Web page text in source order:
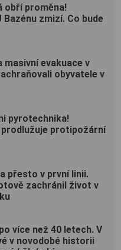
obří proměna!
zmizí. Co bude
masivní evakuace v
obyvatele v
pyrotechnika!
prodlužuje protipožární
přesto v první linii.
zachránil život v
více než 40 letech. V
v novodobé historii